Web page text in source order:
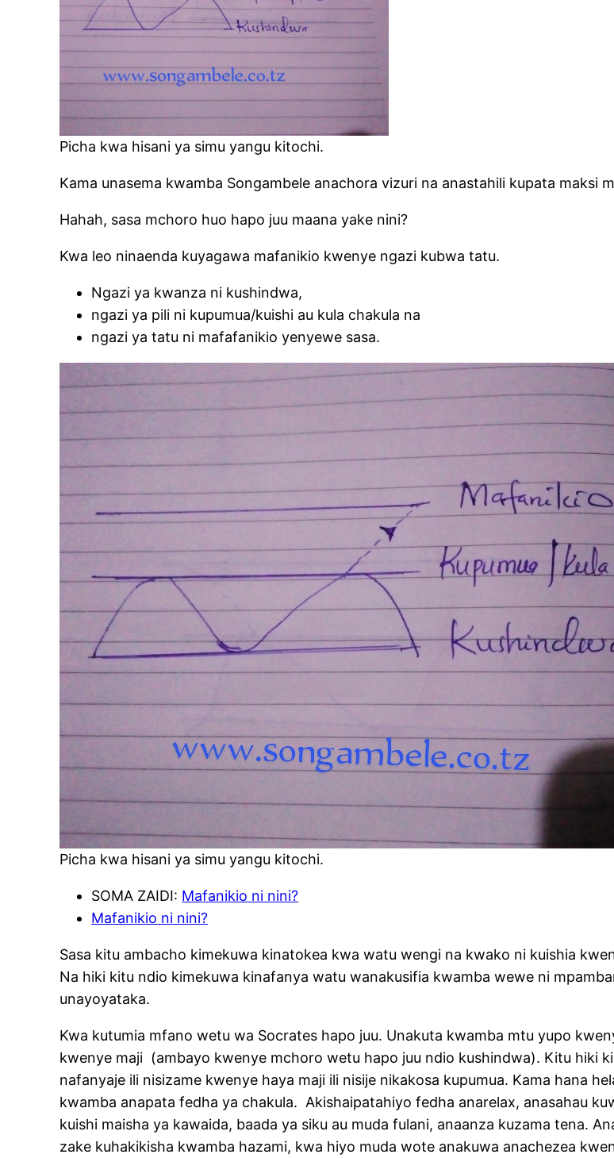
Picha kwa hisani ya simu yangu kitochi.
Kama unasema kwamba Songambele anachora vizuri na anastahili kupata maksi
Hahah, sasa mchoro huo hapo juu maana yake nini?
Kwa leo ninaenda kuyagawa mafanikio kwenye ngazi kubwa tatu.
Ngazi ya kwanza ni kushindwa,
ngazi ya pili ni kupumua/kuishi au kula chakula na
ngazi ya tatu ni mafafanikio yenyewe sasa.
Picha kwa hisani ya simu yangu kitochi.
SOMA ZAIDI: Mafanikio ni nini?
Mafanikio ni nini?
Sasa kitu ambacho kimekuwa kinatokea kwa watu wengi na kwako ni kuishia
Na hiki kitu ndio kimekuwa kinafanya watu wanakusifia kwamba wewe ni
unayoyataka.
Kwa kutumia mfano wetu wa Socrates hapo juu. Unakuta kwamba mtu yupo
kwenye maji (ambayo kwenye mchoro wetu hapo juu ndio kushindwa). Kitu hiki
nafanyaje ili nisizame kwenye haya maji ili nisije nikakosa kupumua. Kama hana
kwamba anapata fedha ya chakula. Akishaipatahiyo fedha anarelax, anasahau
kuishi maisha ya kawaida, baada ya siku au muda fulani, anaanza kuzama tena.
zake kuhakikisha kwamba hazami, kwa hiyo muda wote anakuwa anachezea